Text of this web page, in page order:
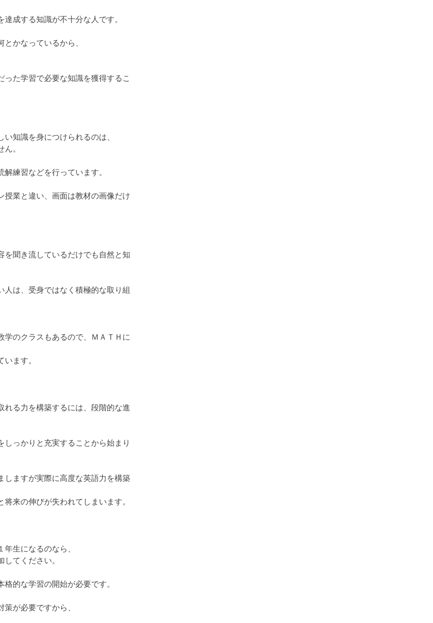
成する知識が不十分な人です。
かなっているから、
た学習で必要な知識を獲得するこ
知識を身につけられるのは、
ん。
練習などを行っています。
授業と違い、画面は教材の画像だけ
を聞き流しているだけでも自然と知
人は、受身ではなく積極的な取り組
学のクラスもあるので、ＭＡＴＨに
います。
れる力を構築するには、段階的な進
っかりと充実することから始まり
しますが実際に高度な英語力を構築
来の伸びが失われてしまいます。
生になるのなら、
てください。
的な学習の開始が必要です。
が必要ですから、